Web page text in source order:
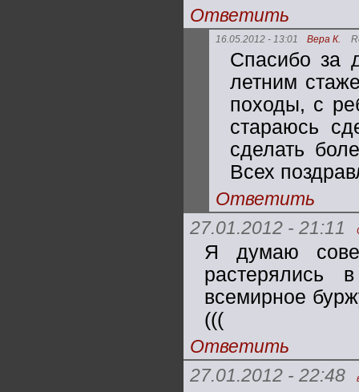
Ответить
16.05.2012 - 13:01 Вера К.
Спасибо за
летним
походы, с
стараюсь
сделать
Всех
Ответить
27.01.2012 - 21:11
Я думаю
растерялись
всемирное
(((
Ответить
27.01.2012 - 22:48